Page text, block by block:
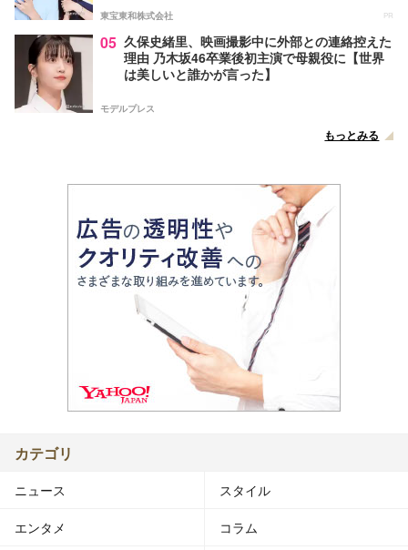
東宝東和株式会社 PR
05 久保史緒里、映画撮影中に外部との連絡控えた
理由 乃木坂46卒業後初主演で母親役に【世界
は美しいと誰かが言った】
モデルプレス
もっとみる
カテゴリ
ニュース スタイル
エンタメ コラム